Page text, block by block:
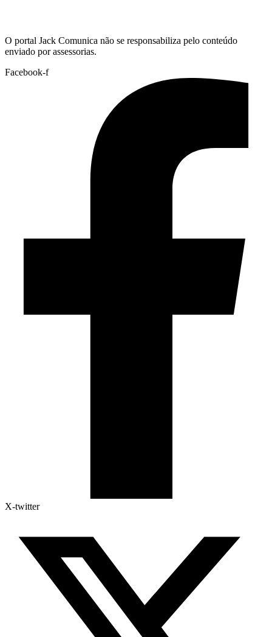
O portal Jack Comunica não se responsabiliza pelo conteúdo
enviado por assessorias.
Facebook-f
X-twitter